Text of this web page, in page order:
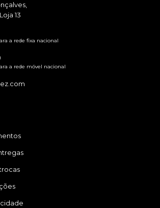
13
a rede fixa nacional
a rede móvel nacional